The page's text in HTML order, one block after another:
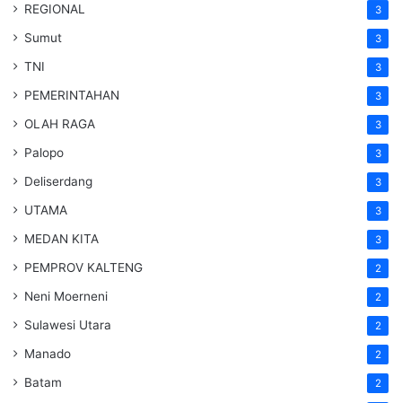
REGIONAL 3
Sumut 3
TNI 3
PEMERINTAHAN 3
OLAH RAGA 3
Palopo 3
Deliserdang 3
UTAMA 3
MEDAN KITA 3
PEMPROV KALTENG 2
Neni Moerneni 2
Sulawesi Utara 2
Manado 2
Batam 2